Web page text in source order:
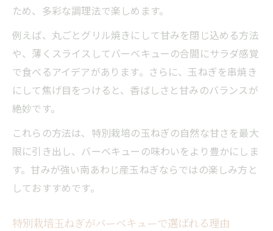
ため、多彩な調理法で楽しめます。
例えば、丸ごとグリル焼きにして甘みを閉じ込める方法
や、薄くスライスしてバーベキューの合間にサラダ感覚
で食べるアイデアがあります。さらに、玉ねぎを串焼き
にして焦げ目をつけると、香ばしさと甘みのバランスが
絶妙です。
これらの方法は、特別栽培の玉ねぎの自然な甘さを最大
限に引き出し、バーベキューの味わいをより豊かにしま
す。甘みが強い南あわじ産玉ねぎならではの楽しみ方と
しておすすめです。
特別栽培玉ねぎがバーベキューで選ばれる理由